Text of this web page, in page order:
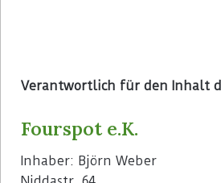
Verantwortlich für den Inhalt
Fourspot e.K.
Inhaber: Björn Weber